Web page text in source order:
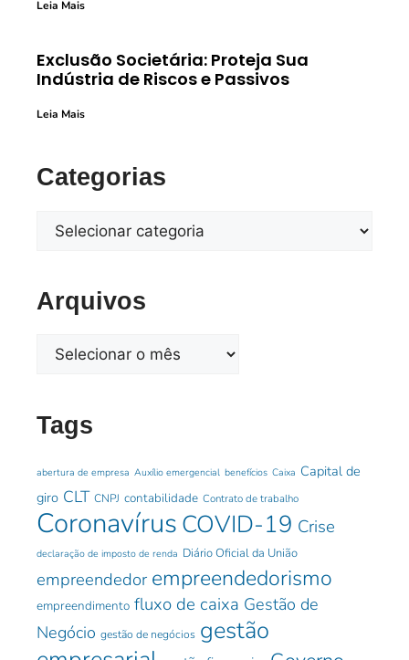
Leia Mais
Exclusão Societária: Proteja Sua
Indústria de Riscos e Passivos
Leia Mais
Categorias
Arquivos
Tags
abertura de empresa Auxílio emergencial benefícios Caixa Capital de
giro CLT CNPJ contabilidade Contrato de trabalho
Coronavírus COVID-19 Crise
declaração de imposto de renda Diário Oficial da União
empreendedor empreendedorismo
empreendimento fluxo de caixa Gestão de
Negócio gestão de negócios gestão